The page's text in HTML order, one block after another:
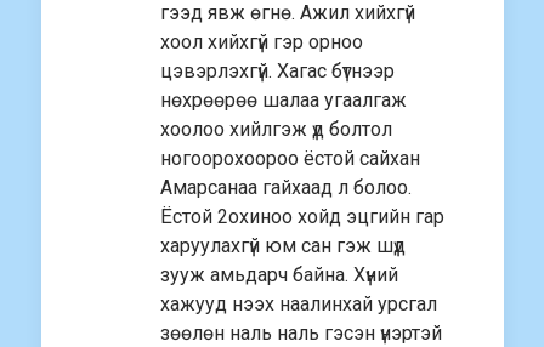
гээд явж өгнө. Ажил хийхгүй
хоол хийхгүй гэр орноо
цэвэрлэхгүй. Хагас бүтнээр
нөхрөөрөө шалаа угаалгаж
хоолоо хийлгэж үд болтол
ногоорохоороо ёстой сайхан
Амарсанаа гайхаад л болоо.
Ёстой 2охиноо хойд эцгийн гар
харуулахгүй юм сан гэж шүд
зууж амьдарч байна. Хүний
хажууд нээх наалинхай урсгал
зөөлөн наль наль гэсэн үнэртэй